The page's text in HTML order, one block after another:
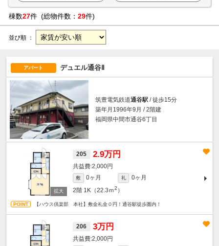
棟数27件 (総物件数： 29件)
並び順 ：
アパート デュエル通谷Ⅱ
筑豊電気鉄道通谷駅 / 徒歩15分
築年月1996年9月 / 2階建
福岡県中間市通谷6丁目
205 2.9万円
2,000円
敷 0ヶ月 礼
0ヶ月
2階 1K（22.3ｍ2 ）
【ハウス倶楽部 本社】敷金礼金０円！通谷駅徒歩圏内！
206 3万円
2,000円